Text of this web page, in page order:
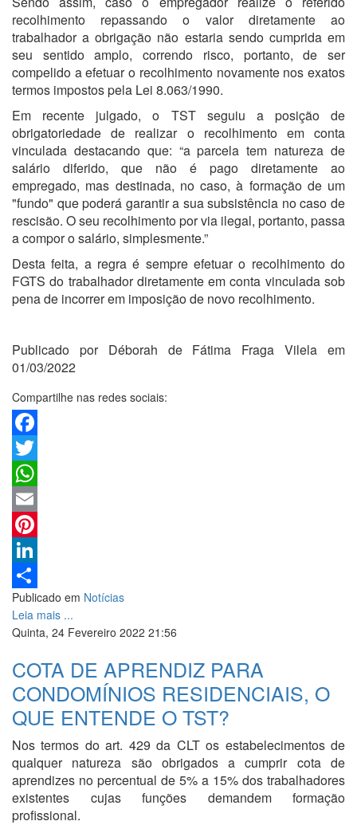
recolhimento repassando o valor diretamente ao
trabalhador a obrigação não estaria sendo cumprida em
seu sentido amplo, correndo risco, portanto, de ser
compelido a efetuar o recolhimento novamente nos exatos
termos impostos pela Lei 8.063/1990.
Em recente julgado, o TST seguiu a posição de
obrigatoriedade de realizar o recolhimento em conta
vinculada destacando que: “a parcela tem natureza de
salário diferido, que não é pago diretamente ao
empregado, mas destinada, no caso, à formação de um
"fundo" que poderá garantir a sua subsistência no caso de
rescisão. O seu recolhimento por via ilegal, portanto, passa
a compor o salário, simplesmente.”
Desta feita, a regra é sempre efetuar o recolhimento do
FGTS do trabalhador diretamente em conta vinculada sob
pena de incorrer em imposição de novo recolhimento.
Publicado por Déborah de Fátima Fraga Vilela em
01/03/2022
Compartilhe nas redes sociais:
Facebook
Twitter
WhatsApp
Email
Pinterest
LinkedIn
Share
Publicado em Notícias
Leia mais ...
Quinta, 24 Fevereiro 2022 21:56
COTA DE APRENDIZ PARA
CONDOMÍNIOS RESIDENCIAIS, O
QUE ENTENDE O TST?
Nos termos do art. 429 da CLT os estabelecimentos de
qualquer natureza são obrigados a cumprir cota de
aprendizes no percentual de 5% a 15% dos trabalhadores
existentes cujas funções demandem formação
profissional.